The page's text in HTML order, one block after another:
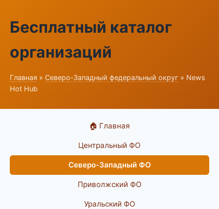
Бесплатный каталог
организаций
Главная » Северо-Западный федеральный округ » News
Hot Hub
🏠 Главная
Центральный ФО
Северо-Западный ФО
Приволжский ФО
Уральский ФО